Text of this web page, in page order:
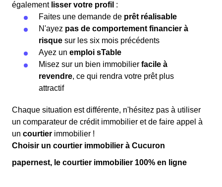
également lisser votre profil :
Faites une demande de prêt réalisable
N'ayez pas de comportement financier à
risque sur les six mois précédents
Ayez un emploi sTable
Misez sur un bien immobilier facile à
revendre, ce qui rendra votre prêt plus
attractif
Chaque situation est différente, n'hésitez pas à utiliser
un comparateur de crédit immobilier et de faire appel à
un courtier immobilier !
Choisir un courtier immobilier à Cucuron
papernest, le courtier immobilier 100% en ligne